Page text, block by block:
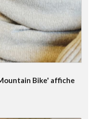
Bike' affiche